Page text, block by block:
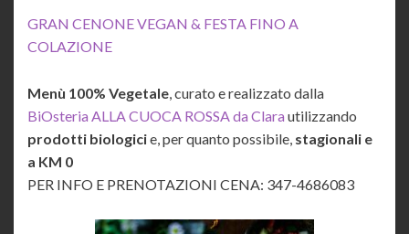
GRAN CENONE VEGAN & FESTA FINO A
COLAZIONE
Menù 100% Vegetale, curato e realizzato dalla
BiOsteria ALLA CUOCA ROSSA da Clarautilizzando
prodotti biologicie, per quanto possibile, stagionali e
a KM 0
PER INFO E PRENOTAZIONI CENA: 347-4686083